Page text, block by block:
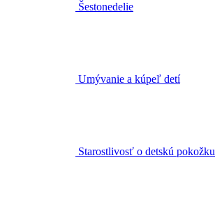
Šestonedelie
Umývanie a kúpeľ detí
Starostlivosť o detskú pokožku